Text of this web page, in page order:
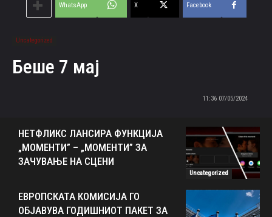
Facebook
X
WhatsApp
Uncategorized
Беше 7 мај
07/05/2024 11:36
Uncategorized
НЕТФЛИКС ЛАНСИРА ФУНКЦИЈА
„МОМЕНТИ” – „МОМЕНТИ” ЗА
ЗАЧУВАЊЕ НА СЦЕНИ
ЕВРОПСКАТА КОМИСИЈА ГО
ОБЈАВУВА ГОДИШНИОТ ПАКЕТ ЗА